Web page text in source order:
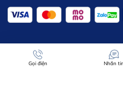
Gọi điện Nhắn